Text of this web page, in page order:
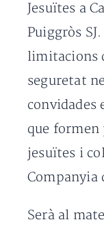
Jesuïtes a
Puiggròs
limitacions
seguretat
convidades
que
jesuïtes i
Companyia
Serà al